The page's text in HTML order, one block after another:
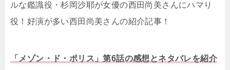
ルな鑑識役・杉岡沙耶が女優の西田尚美さんにハマり
役！好演が多い西田尚美さんの紹介記事！
「メゾン・ド・ポリス」第6話の感想とネタバレを紹介